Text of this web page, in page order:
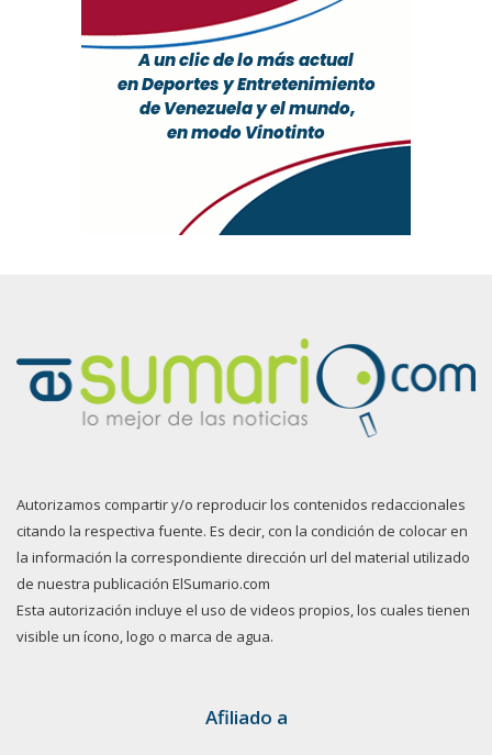
Autorizamos compartir y/o reproducir los contenidos redaccionales
citando la respectiva fuente. Es decir, con la condición de colocar en
la información la correspondiente dirección url del material utilizado
de nuestra publicación ElSumario.com
Esta autorización incluye el uso de videos propios, los cuales tienen
visible un ícono, logo o marca de agua.
Afiliado a